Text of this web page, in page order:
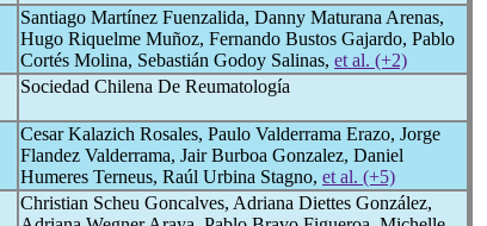
Santiago Martínez Fuenzalida, Danny Maturana Arenas,
Hugo Riquelme Muñoz, Fernando Bustos Gajardo, Pablo
Cortés Molina, Sebastián Godoy Salinas, et al. (+2)
Sociedad Chilena De Reumatología
Cesar Kalazich Rosales, Paulo Valderrama Erazo, Jorge
Flandez Valderrama, Jair Burboa Gonzalez, Daniel
Humeres Terneus, Raúl Urbina Stagno, et al. (+5)
Christian Scheu Goncalves, Adriana Diettes González,